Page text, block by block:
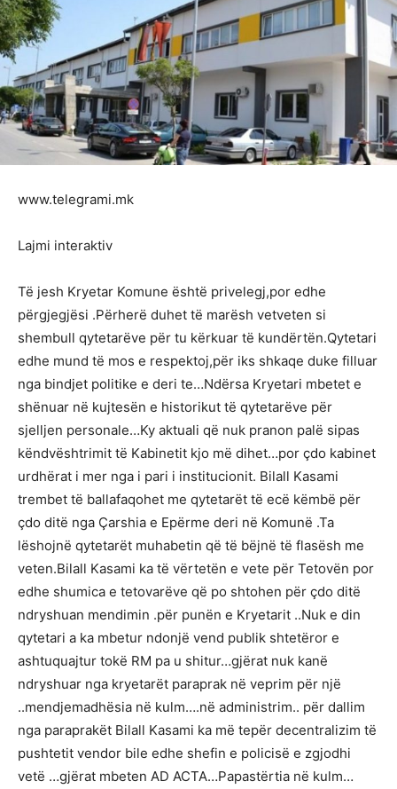
www.telegrami.mk
Lajmi interaktiv
Të jesh Kryetar Komune është privelegj,por edhe
përgjegjësi .Përherë duhet të marësh vetveten si
shembull qytetarëve për tu kërkuar të kundërtën.Qytetari
edhe mund të mos e respektoj,për iks shkaqe duke filluar
nga bindjet politike e deri te…Ndërsa Kryetari mbetet e
shënuar në kujtesën e historikut të qytetarëve për
sjelljen personale…Ky aktuali që nuk pranon palë sipas
këndvështrimit të Kabinetit kjo më dihet…por çdo kabinet
urdhërat i mer nga i pari i institucionit. Bilall Kasami
trembet të ballafaqohet me qytetarët të ecë këmbë për
çdo ditë nga Çarshia e Epërme deri në Komunë .Ta
lëshojnë qytetarët muhabetin që të bëjnë të flasësh me
veten.Bilall Kasami ka të vërtetën e vete për Tetovën por
edhe shumica e tetovarëve që po shtohen për çdo ditë
ndryshuan mendimin .për punën e Kryetarit ..Nuk e din
qytetari a ka mbetur ndonjë vend publik shtetëror e
ashtuquajtur tokë RM pa u shitur…gjërat nuk kanë
ndryshuar nga kryetarët paraprak në veprim për një
..mendjemadhësia në kulm….në administrim.. për dallim
nga paraprakët Bilall Kasami ka më tepër decentralizim të
pushtetit vendor bile edhe shefin e policisë e zgjodhi
vetë …gjërat mbeten AD ACTA…Papastërtia në kulm…